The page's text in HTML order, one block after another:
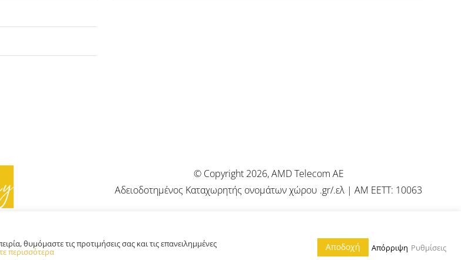
© Copyright 2026, AMD Telecom AE
Αδειοδοτημένος Καταχωρητής ονομάτων χώρου .gr/.ελ | ΑΜ ΕΕΤΤ: 10063
θυμόμαστε τις προτιμήσεις σας και τις επανειλημμένες
περισσότερα Αποδοχή Απόρριψη Ρυθμίσεις